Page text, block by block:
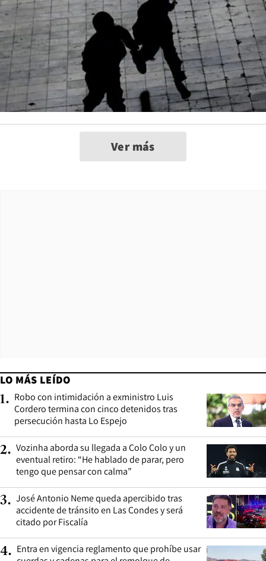
Ver más
LO MÁS LEÍDO
1. Robo con intimidación a exministro Luis
Cordero termina con cinco detenidos tras
persecución hasta Lo Espejo
2. Vozinha aborda su llegada a Colo Colo y un
eventual retiro: “He hablado de parar, pero
tengo que pensar con calma”
3. José Antonio Neme queda apercibido tras
accidente de tránsito en Las Condes y será
citado por Fiscalía
4. Entra en vigencia reglamento que prohíbe usar